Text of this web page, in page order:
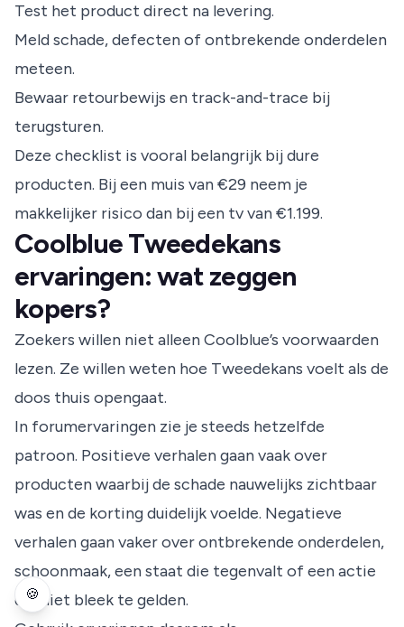
Test het product direct na levering.
Meld schade, defecten of ontbrekende onderdelen
meteen.
Bewaar retourbewijs en track-and-trace bij
terugsturen.
Deze checklist is vooral belangrijk bij dure
producten. Bij een muis van €29 neem je
makkelijker risico dan bij een tv van €1.199.
Coolblue Tweedekans
ervaringen: wat zeggen
kopers?
Zoekers willen niet alleen Coolblue’s voorwaarden
lezen. Ze willen weten hoe Tweedekans voelt als de
doos thuis opengaat.
In forumervaringen zie je steeds hetzelfde
patroon. Positieve verhalen gaan vaak over
producten waarbij de schade nauwelijks zichtbaar
was en de korting duidelijk voelde. Negatieve
verhalen gaan vaker over ontbrekende onderdelen,
schoonmaak, een staat die tegenvalt of een actie
die niet bleek te gelden.
🍪